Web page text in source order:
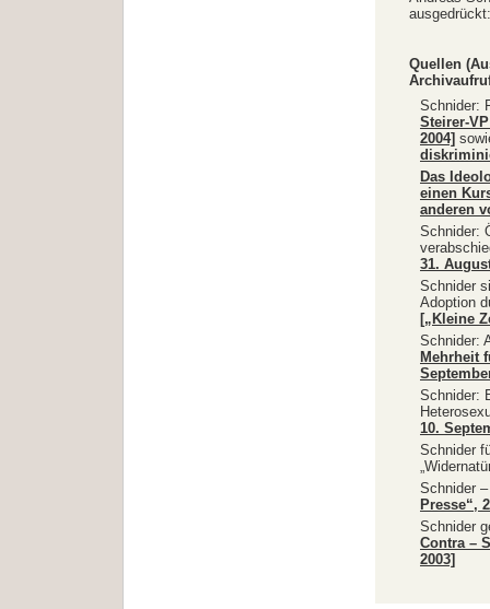
Quellen
Schnider:
Steirer-
2004]
Das
einen
anderen
Schnider:
31.
Schnider
Adoption
[„Kleine
Schnider:
Mehrheit
Schnider:
10.
Schnider
Schnider
Presse“,
Schnider
Contra –
2003]